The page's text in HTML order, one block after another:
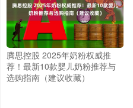
腾思控股 2025年奶粉权威推
荐！最新10款婴儿奶粉推荐与
选购指南（建议收藏）